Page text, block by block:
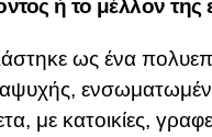
ή το μέλλον
ως ένα
με κατοικίες,